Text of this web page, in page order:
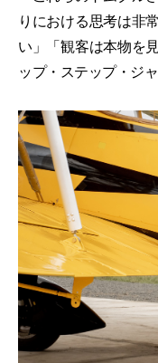
りにおける思考は非
い」「観客は本物を
ップ・ステップ・ジャ